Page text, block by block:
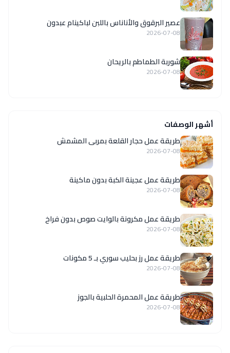
عصير البرقوق والأناناس باللبن لباكينام عبدون
2026-07-08
شوربة الطماطم بالريحان
2026-07-08
أشهر الوصفات
طريقة عمل حجار القلعة بمربى المشمش
2026-07-08
طريقة عمل عجينة الكبة بدون ماكينة
2026-07-08
طريقة عمل مكرونة بالوايت صوص بدون فراخ
2026-07-08
طريقة عمل رز بحليب سوري بـ 5 مكونات
2026-07-08
طريقة عمل المحمرة الحلبية بالجوز
2026-07-08